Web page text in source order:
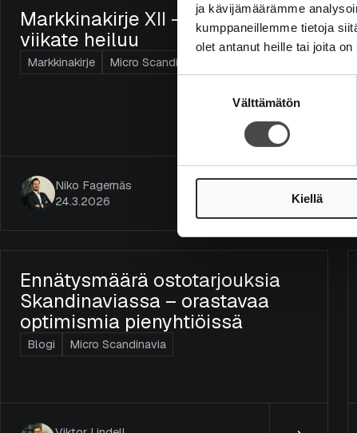
ja kävijämäärämme
kumppaneillemme tietoja
olet antanut heille tai joita
Välttämätön
Kiellä
Markkinakirje XII – Tekoälyn
viikate heiluu
Markkinakirje Micro Scandinavia
Niko Fagernäs
24.3.2026
Ennätysmäärä ostotarjouksia
Skandinaviassa – orastavaa
optimismia pienyhtiöissä
Blogi Micro Scandinavia